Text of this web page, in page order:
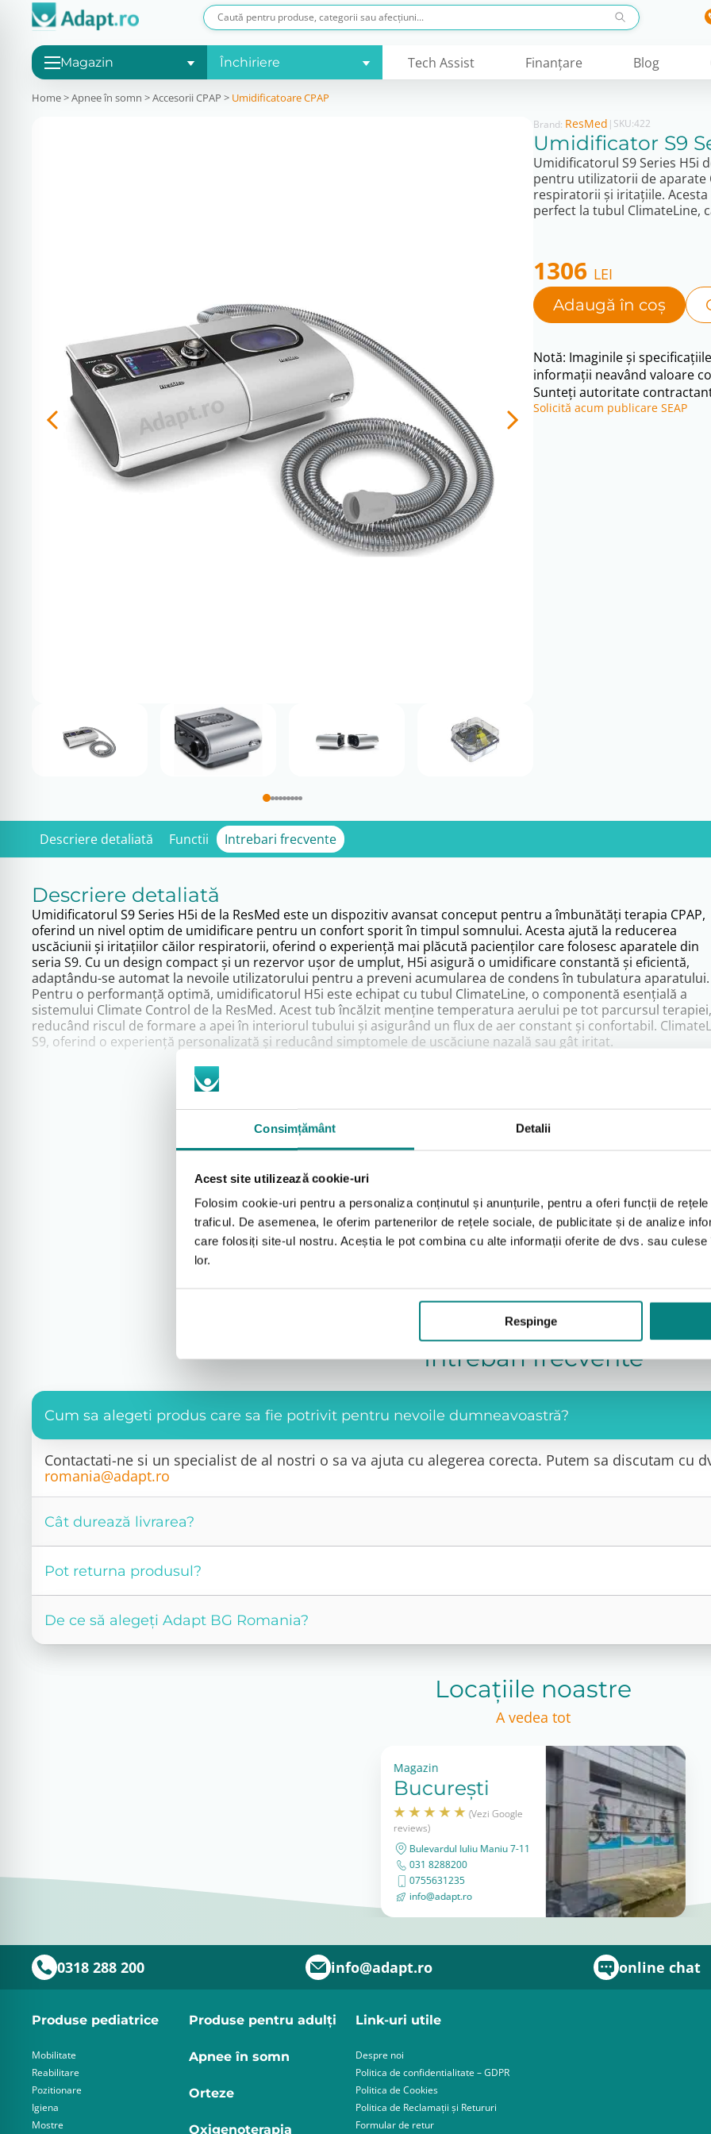
Consimțământ Detalii
Acest site utilizează cookie-uri
Folosim cookie-uri pentru a personaliza conținutul și anunțurile, pentru a oferi funcții de
traficul. De asemenea, le oferim partenerilor de rețele sociale, de publicitate și de analize
care folosiți site-ul nostru. Aceștia le pot combina cu alte informații oferite de dvs. sau
lor.
Respinge
Magazin Închiriere Tech Assist Finanţare Blog
Home>Apnee în somn >Accesorii CPAP > Umidificatoare CPAP
Brand: ResMed | SKU:422
Umidificator S9
Umidificatorul S9 Series H5i
pentru utilizatorii de aparate
respiratorii și iritațiile.
perfect la tubul ClimateLine,
1306 LEI
Adaugă în coș
Notă: Imaginile și
informații neavând valoare
Sunteți autoritate
Solicită acum publicare SEAP
Descriere detaliată Functii Intrebari frecvente
Descriere detaliată
Umidificatorul S9 Series H5i de la ResMed este un dispozitiv avansat conceput pentru a îmbunătăți terapia CPAP,
oferind un nivel optim de umidificare pentru un confort sporit în timpul somnului. Acesta ajută la reducerea
uscăciunii și iritațiilor căilor respiratorii, oferind o experiență mai plăcută pacienților care folosesc aparatele din
seria S9. Cu un design compact și un rezervor ușor de umplut, H5i asigură o umidificare constantă și eficientă,
adaptându-se automat la nevoile utilizatorului pentru a preveni acumularea de condens în tubulatura aparatului.
Pentru o performanță optimă, umidificatorul H5i este echipat cu tubul ClimateLine, o componentă esențială a
sistemului Climate Control de la ResMed. Acest tub încălzit menține temperatura aerului pe tot parcursul terapiei,
reducând riscul de formare a apei în interiorul tubului și asigurând un flux de aer constant și confortabil.
S9, oferind o experiență personalizată și reducând simptomele de uscăciune nazală sau gât iritat.
Functii
Algoritm inteligent
Climate Control utilizează un algoritm
avansat care coordonează funcționarea
H5i și a tubului ClimateLine.
Temperatură constantă
Sistemul asigură o temperatură
constantă pe durata terapiei, crescând
astfel confortul pacientului.
Niveluri
Pe lângă
Control
umiditate
Întrebări frecvente
Cum sa alegeti produs care sa fie potrivit pentru nevoile dumneavoastră?
Contactati-ne si un specialist de al nostri o sa va ajuta cu alegerea corecta. Putem sa discutam cu
romania@adapt.ro
Cât durează livrarea?
Pot returna produsul?
De ce să alegeți Adapt BG Romania?
Locațiile noastre
A vedea tot
Magazin
București
(Vezi Google
reviews)
Bulevardul Iuliu Maniu 7-11
031 8288200
0755631235
info@adapt.ro
0318 288 200 info@adapt.ro online chat
Produse pediatrice
Mobilitate
Reabilitare
Pozitionare
Igiena
Mostre
Produse pentru adulţi
Apnee în somn
Orteze
Oxigenoterapia
Link-uri utile
Despre noi
Politica de confidentialitate – GDPR
Politica de Cookies
Politica de Reclamații și Retururi
Formular de retur